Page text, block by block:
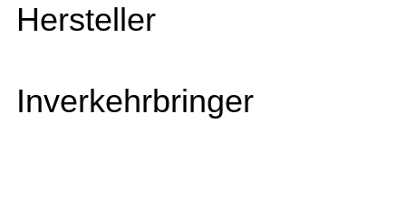
Hersteller
Inverkehrbringer